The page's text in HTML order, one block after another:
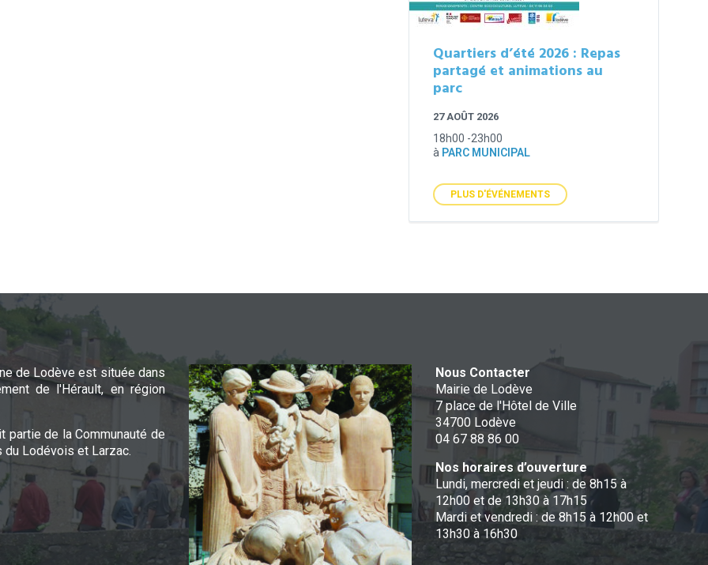
Quartiers d’été 2026 : Repas
partagé et animations au
parc
27 AOÛT 2026
18h00 -23h00
à PARC MUNICIPAL
PLUS D'ÉVÉNEMENTS
de Lodève est située dans
de l'Hérault, en région
partie de la Communauté de
du Lodévois et Larzac.
Nous Contacter
Mairie de Lodève
7 place de l'Hôtel de Ville
34700 Lodève
04 67 88 86 00
Nos horaires d’ouverture
Lundi, mercredi et jeudi : de 8h15 à
12h00 et de 13h30 à 17h15
Mardi et vendredi : de 8h15 à 12h00 et
13h30 à 16h30